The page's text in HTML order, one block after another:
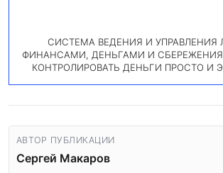
СИСТЕМА ВЕДЕНИЯ И
ФИНАНСАМИ, ДЕНЬГАМИ И
КОНТРОЛИРОВАТЬ ДЕНЬГИ ПРОСТО И
АВТОР ПУБЛИКАЦИИ
Сергей Макаров